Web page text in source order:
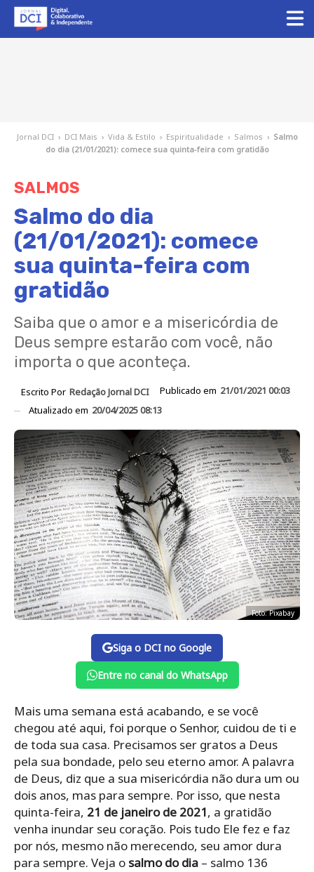
Jornal DCI › DCI Mais › Vida & Estilo › Espiritualidade › Salmos › Salmo
do dia (21/01/2021): comece sua quinta-feira com gratidão
SALMOS
Salmo do dia
(21/01/2021): comece
sua quinta-feira com
gratidão
Saiba que o amor e a misericórdia de
Deus sempre estarão com você, não
importa o que aconteça.
Escrito Por Redação Jornal DCI Publicado em 21/01/2021 00:03
Atualizado em 20/04/2025 08:13
Foto: Pixabay
Siga o DCI no Google
Entre no canal do WhatsApp
Mais uma semana está acabando, e se você
chegou até aqui, foi porque o Senhor, cuidou de ti e
de toda sua casa. Precisamos ser gratos a Deus
pela sua bondade, pelo seu eterno amor. A palavra
de Deus, diz que a sua misericórdia não dura um ou
dois anos, mas para sempre. Por isso, que nesta
quinta-feira, 21 de janeiro de 2021, a gratidão
venha inundar seu coração. Pois tudo Ele fez e faz
por nós, mesmo não merecendo, seu amor dura
para sempre. Veja o salmo do dia – salmo 136